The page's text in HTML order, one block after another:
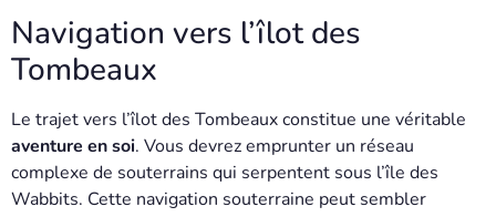
Navigation vers l’îlot des
Tombeaux
Le trajet vers l’îlot des Tombeaux constitue une véritable
aventure en soi. Vous devrez emprunter un réseau
complexe de souterrains qui serpentent sous l’île des
Wabbits. Cette navigation souterraine peut sembler